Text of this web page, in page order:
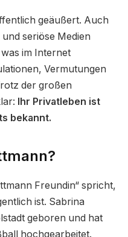
geäußert. Auch
seriöse Medien
im Internet
Vermutungen
der großen
Ihr Privatleben ist
bekannt.
Freundin“ spricht,
ist. Sabrina
geboren und hat
hochgearbeitet.